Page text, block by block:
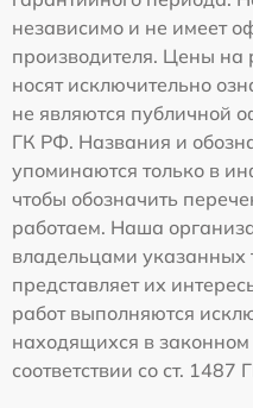
независимо и не имеет
производителя. Цены на
носят исключительно
не являются публичной
ГК РФ. Названия и
упоминаются только в
чтобы обозначить
работаем. Наша
владельцами указанных
представляет их
работ выполняются
находящихся в
соответствии со ст. 1487